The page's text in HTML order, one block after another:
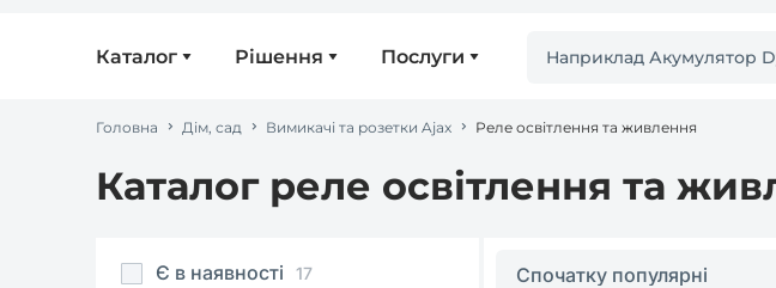
Каталог Рішення Послуги
Головна Дім, сад Вимикачі та розетки Ajax Реле освітлення та живлення
Каталог реле освітлення та
Є в наявності 17 Спочатку популярні